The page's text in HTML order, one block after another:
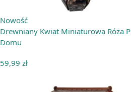
Nowość
Drewniany Kwiat Miniaturowa Róża
Domu
59,99 zł